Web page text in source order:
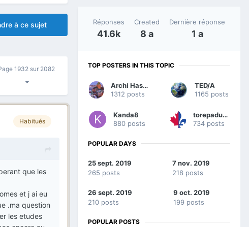
à ce sujet
1932 sur 2082
Habitués
que les
et j ai eu
.ma question
les etudes
Réponses
41.6k
Created
8 a
Dernière réponse
1 a
TOP POSTERS IN THIS TOPIC
Archi Hassen
1312 posts
TED/A
1165 posts
Kanda8
880 posts
torepadufeu
734 posts
POPULAR DAYS
25 sept. 2019
265 posts
7 nov. 2019
218 posts
26 sept. 2019
210 posts
9 oct. 2019
199 posts
POPULAR POSTS